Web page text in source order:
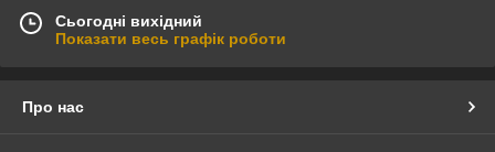
Сьогодні вихідний
Показати весь графік роботи
Про нас